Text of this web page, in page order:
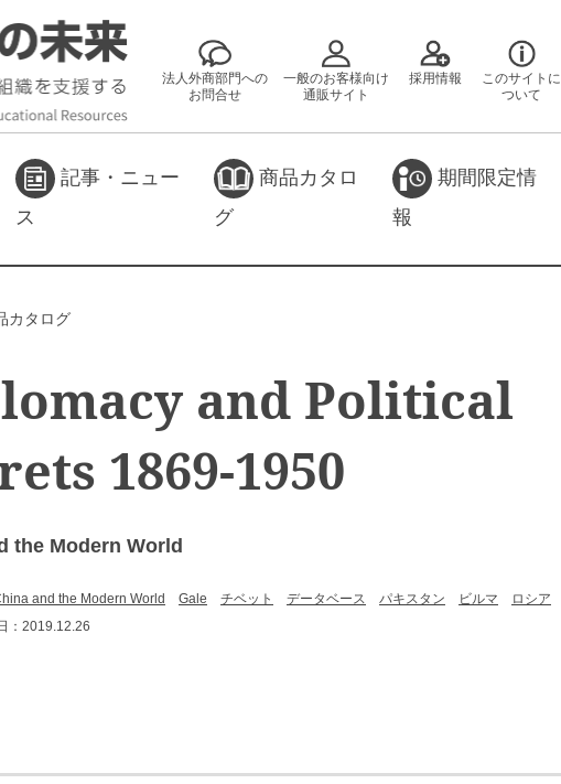
法人外商部門への
お問合せ
一般のお客様向け
通販サイト
採用情報
このサイトに
ついて
記事・ニュー
ス
商品カタロ
グ
期間限定情
報
カタログ
and Political
1869-1950
the Modern World
and the Modern World Gale チベット データベース パキスタン ビルマ ロシア
：2019.12.26